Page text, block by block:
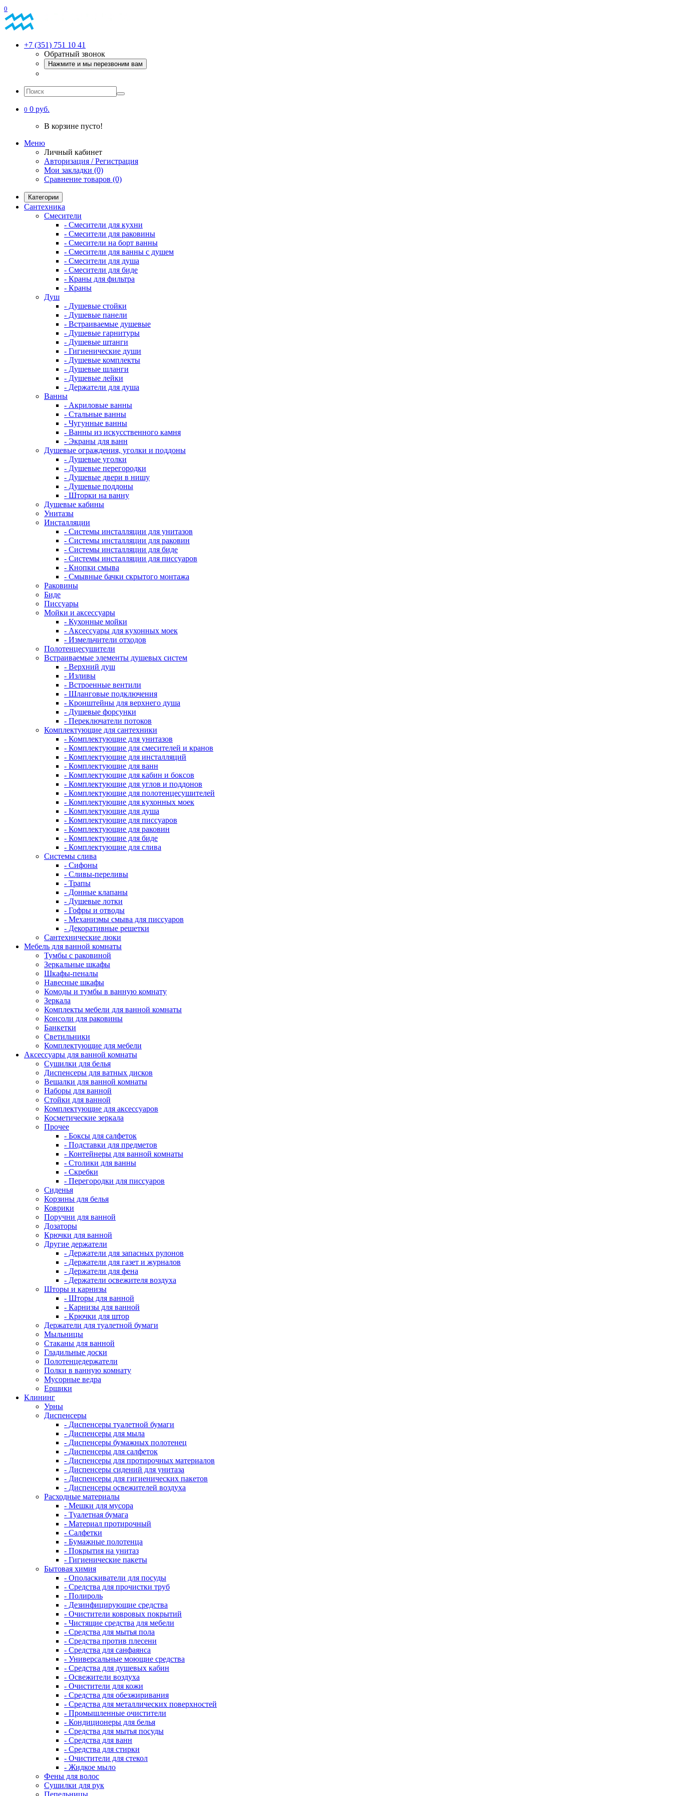
0
+7 (351) 751 10 41
Обратный звонок
Нажмите и мы перезвоним вам
0 0 руб.
В корзине пусто!
Меню
Личный кабинет
Авторизация / Регистрация
Мои закладки (0)
Сравнение товаров (0)
Категории
Сантехника
Смесители
- Смесители для кухни
- Смесители для раковины
- Смесители на борт ванны
- Смесители для ванны с душем
- Смесители для душа
- Смесители для биде
- Краны для фильтра
- Краны
Душ
- Душевые стойки
- Душевые панели
- Встраиваемые душевые
- Душевые гарнитуры
- Душевые штанги
- Гигиенические души
- Душевые комплекты
- Душевые шланги
- Душевые лейки
- Держатели для душа
Ванны
- Акриловые ванны
- Стальные ванны
- Чугунные ванны
- Ванны из искусственного камня
- Экраны для ванн
Душевые ограждения, уголки и поддоны
- Душевые уголки
- Душевые перегородки
- Душевые двери в нишу
- Душевые поддоны
- Шторки на ванну
Душевые кабины
Унитазы
Инсталляции
- Системы инсталляции для унитазов
- Системы инсталляции для раковин
- Системы инсталляции для биде
- Системы инсталляции для писсуаров
- Кнопки смыва
- Смывные бачки скрытого монтажа
Раковины
Биде
Писсуары
Мойки и аксессуары
- Кухонные мойки
- Аксессуары для кухонных моек
- Измельчители отходов
Полотенцесушители
Встраиваемые элементы душевых систем
- Верхний душ
- Изливы
- Встроенные вентили
- Шланговые подключения
- Кронштейны для верхнего душа
- Душевые форсунки
- Переключатели потоков
Комплектующие для сантехники
- Комплектующие для унитазов
- Комплектующие для смесителей и кранов
- Комплектующие для инсталляций
- Комплектующие для ванн
- Комплектующие для кабин и боксов
- Комплектующие для углов и поддонов
- Комплектующие для полотенцесушителей
- Комплектующие для кухонных моек
- Комплектующие для душа
- Комплектующие для писсуаров
- Комплектующие для раковин
- Комплектующие для биде
- Комплектующие для слива
Системы слива
- Сифоны
- Сливы-переливы
- Трапы
- Донные клапаны
- Душевые лотки
- Гофры и отводы
- Механизмы смыва для писсуаров
- Декоративные решетки
Сантехнические люки
Мебель для ванной комнаты
Тумбы с раковиной
Зеркальные шкафы
Шкафы-пеналы
Навесные шкафы
Комоды и тумбы в ванную комнату
Зеркала
Комплекты мебели для ванной комнаты
Консоли для раковины
Банкетки
Светильники
Комплектующие для мебели
Аксессуары для ванной комнаты
Сушилки для белья
Диспенсеры для ватных дисков
Вешалки для ванной комнаты
Наборы для ванной
Стойки для ванной
Комплектующие для аксессуаров
Косметические зеркала
Прочее
- Боксы для салфеток
- Подставки для предметов
- Контейнеры для ванной комнаты
- Столики для ванны
- Скребки
- Перегородки для писсуаров
Сиденья
Корзины для белья
Коврики
Поручни для ванной
Дозаторы
Крючки для ванной
Другие держатели
- Держатели для запасных рулонов
- Держатели для газет и журналов
- Держатели для фена
- Держатели освежителя воздуха
Шторы и карнизы
- Шторы для ванной
- Карнизы для ванной
- Крючки для штор
Держатели для туалетной бумаги
Мыльницы
Стаканы для ванной
Гладильные доски
Полотенцедержатели
Полки в ванную комнату
Мусорные ведра
Ершики
Клининг
Урны
Диспенсеры
- Диспенсеры туалетной бумаги
- Диспенсеры для мыла
- Диспенсеры бумажных полотенец
- Диспенсеры для салфеток
- Диспенсеры для протирочных материалов
- Диспенсеры сидений для унитаза
- Диспенсеры для гигиенических пакетов
- Диспенсеры освежителей воздуха
Расходные материалы
- Мешки для мусора
- Туалетная бумага
- Материал протирочный
- Салфетки
- Бумажные полотенца
- Покрытия на унитаз
- Гигиенические пакеты
Бытовая химия
- Ополаскиватели для посуды
- Средства для прочистки труб
- Полироль
- Дезинфицирующие средства
- Очистители ковровых покрытий
- Чистящие средства для мебели
- Средства для мытья пола
- Средства против плесени
- Средства для санфаянса
- Универсальные моющие средства
- Средства для душевых кабин
- Освежители воздуха
- Очистители для кожи
- Средства для обезжиривания
- Средства для металлических поверхностей
- Промышленные очистители
- Кондиционеры для белья
- Средства для мытья посуды
- Средства для ванн
- Средства для стирки
- Очистители для стекол
- Жидкое мыло
Фены для волос
Сушилки для рук
Пепельницы